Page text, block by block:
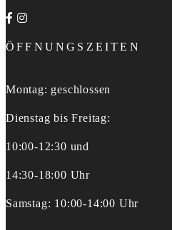
ÖFFNUNGSZEITEN
Montag: geschlossen
Dienstag bis Freitag:
10:00-12:30 und
14:30-18:00 Uhr
Samstag: 10:00-14:00 Uhr